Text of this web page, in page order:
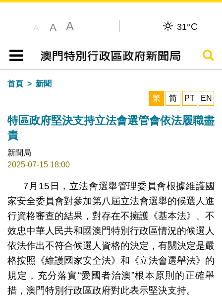
A A A 31°C
目錄
搜尋
首頁
新聞
繁
简 PT EN
特區政府堅決支持立法會選管會依法履職盡
責
新聞局
2025-07-15 18:00
7月15日，立法會選舉管理委員會根據維護國
家安全委員會對參加第八屆立法會選舉的候選人進
行資格審查的結果，對存在不擁護《基本法》、不
效忠中華人民共和國澳門特別行政區情況的候選人
依法作出不符合候選人資格的決定，有關決定是嚴
格按照《維護國家安全法》和《立法會選舉法》的
規定，充分落實“愛國者治澳”根本原則的正確舉
措，澳門特別行政區政府對此表示堅決支持。